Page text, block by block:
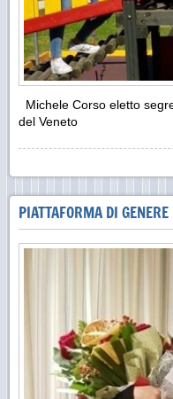
Michele Corso eletto
del Veneto
PIATTAFORMA DI GENERE